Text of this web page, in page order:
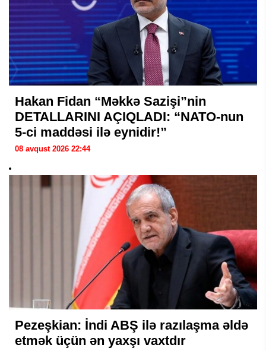
Hakan Fidan “Məkkə Sazişi”nin
DETALLARINI AÇIQLADI: “NATO-nun
5-ci maddəsi ilə eynidir!”
08 avqust 2026 22:44
Pezeşkian: İndi ABŞ ilə razılaşma əldə
etmək üçün ən yaxşı vaxtdır